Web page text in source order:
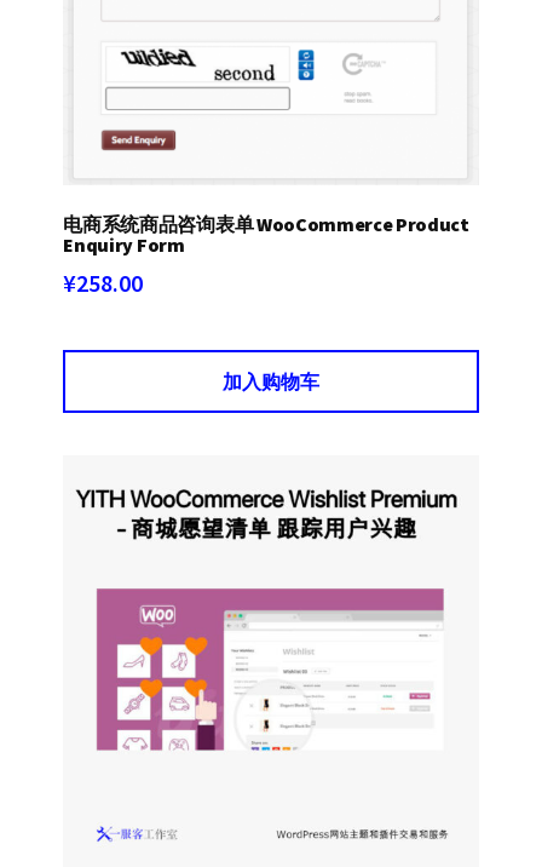
电商系统商品咨询表单 WooCommerce Product
Enquiry Form
¥258.00
加入购物车